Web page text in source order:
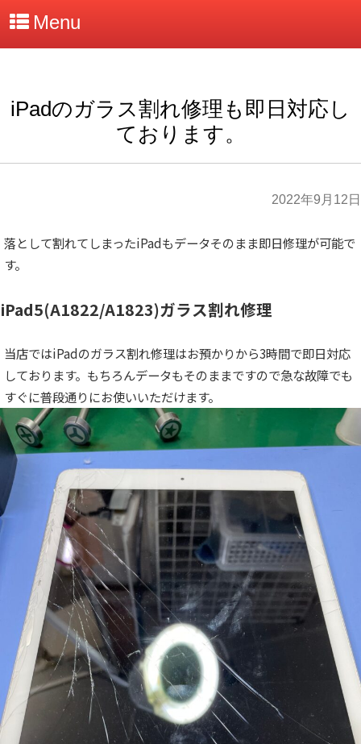
Menu
iPadのガラス割れ修理も即日対応し
ております。
2022年9月12日
落として割れてしまったiPadもデータそのまま即日修理が可能で
す。
iPad5(A1822/A1823)ガラス割れ修理
当店ではiPadのガラス割れ修理はお預かりから3時間で即日対応
しております。もちろんデータもそのままですので急な故障でも
すぐに普段通りにお使いいただけます。